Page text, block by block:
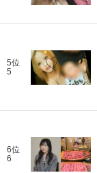
5位
5
6位
6